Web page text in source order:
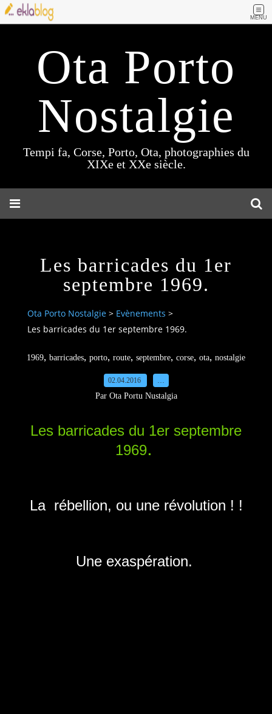
MENU
Ota Porto
Nostalgie
Tempi fa, Corse, Porto, Ota, photographies du
XIXe et XXe siècle.
Les barricades du 1er
septembre 1969.
Ota Porto Nostalgie > Evènements >
Les barricades du 1er septembre 1969.
1969, barricades, porto, route, septembre, corse, ota, nostalgie
02.04.2016
Par Ota Portu Nustalgia
Les barricades du 1er septembre
1969.
La rébellion, ou une révolution ! !
Une exaspération.